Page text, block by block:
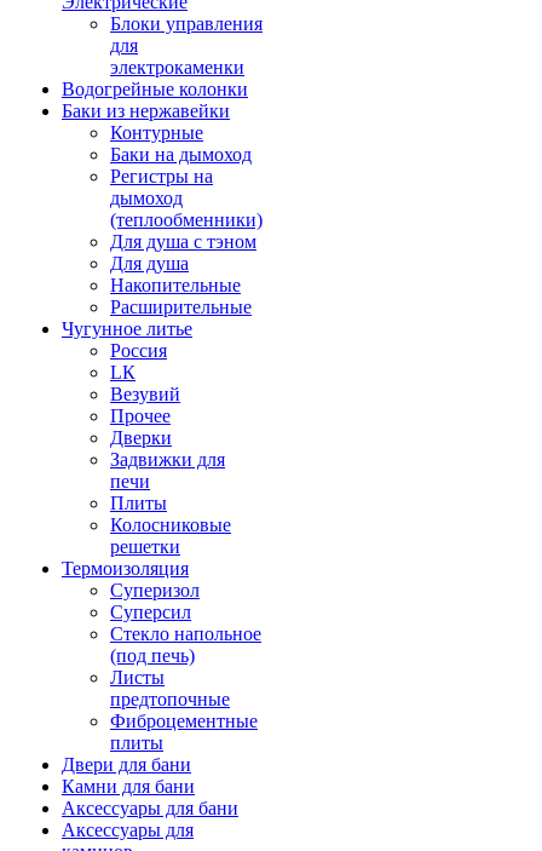
Блоки управления
для
электрокаменки
Водогрейные колонки
Баки из нержавейки
Контурные
Баки на дымоход
Регистры на
дымоход
(теплообменники)
Для душа с тэном
Для душа
Накопительные
Расширительные
Чугунное литье
Россия
LК
Везувий
Прочее
Дверки
Задвижки для
печи
Плиты
Колосниковые
решетки
Термоизоляция
Суперизол
Суперсил
Стекло напольное
(под печь)
Листы
предтопочные
Фиброцементные
плиты
Двери для бани
Камни для бани
Аксессуары для бани
Аксессуары для